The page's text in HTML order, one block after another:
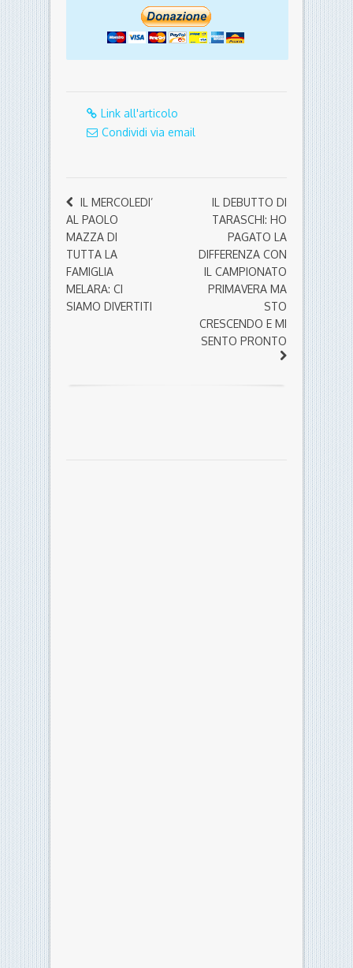
Link all'articolo
Condividi via email
IL MERCOLEDI’
AL PAOLO
MAZZA DI
TUTTA LA
FAMIGLIA
MELARA: CI
SIAMO DIVERTITI
IL DEBUTTO DI
TARASCHI: HO
PAGATO LA
DIFFERENZA CON
IL CAMPIONATO
PRIMAVERA MA
STO
CRESCENDO E MI
SENTO PRONTO